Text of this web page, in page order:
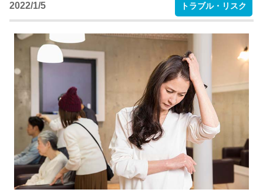
トラブル・リスク
2022/1/5